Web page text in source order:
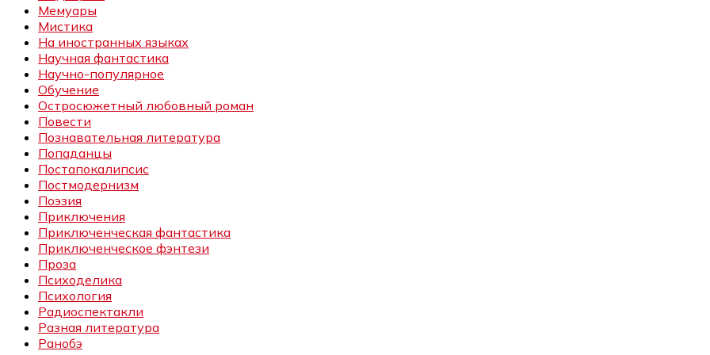
Мемуары
Мистика
На иностранных языках
Научная фантастика
Научно-популярное
Обучение
Остросюжетный любовный роман
Повести
Познавательная литература
Попаданцы
Постапокалипсис
Постмодернизм
Поэзия
Приключения
Приключенческая фантастика
Приключенческое фэнтези
Проза
Психоделика
Психология
Радиоспектакли
Разная литература
Ранобэ